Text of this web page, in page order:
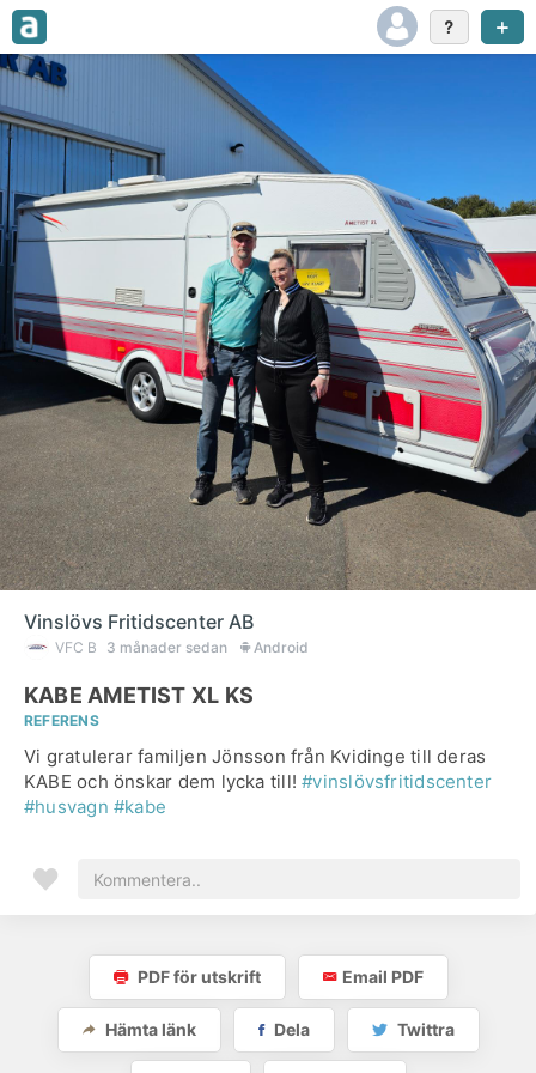
Vinslövs Fritidscenter AB
VFC B 3 månader sedan Android
KABE AMETIST XL KS
REFERENS
Vi gratulerar familjen Jönsson från Kvidinge till deras
KABE och önskar dem lycka till!#vinslövsfritidscenter
#husvagn #kabe
PDF för utskrift Email PDF
Hämta länk Dela Twittra